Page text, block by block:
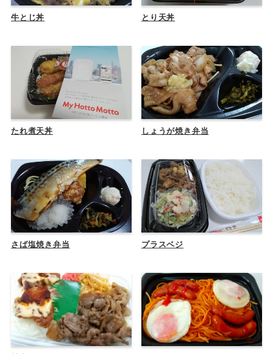
牛とじ丼 とり天丼
たれ煮天丼 しょうが焼き弁当
さば塩焼き弁当 プラスベジ